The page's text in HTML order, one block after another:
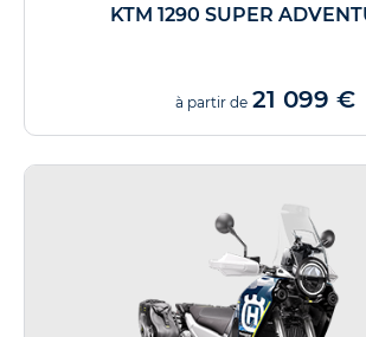
KTM 1290 SUPER
à partir de 21 099 €